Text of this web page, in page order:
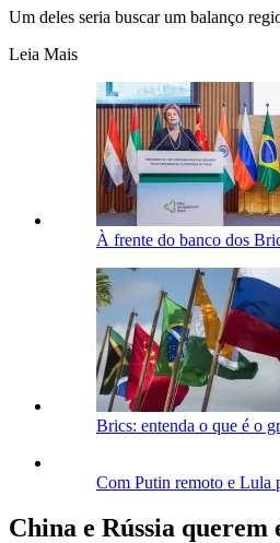
Um deles seria buscar um balanço
Leia Mais
À frente do banco dos
Brics: entenda o que é o
Com Putin remoto e Lula
China e Rússia querem